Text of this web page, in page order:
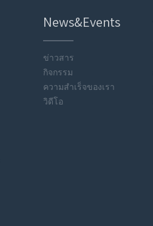
News&Events
ข่าวสาร
กิจกรรม
ความสำเร็จของเรา
วิดีโอ